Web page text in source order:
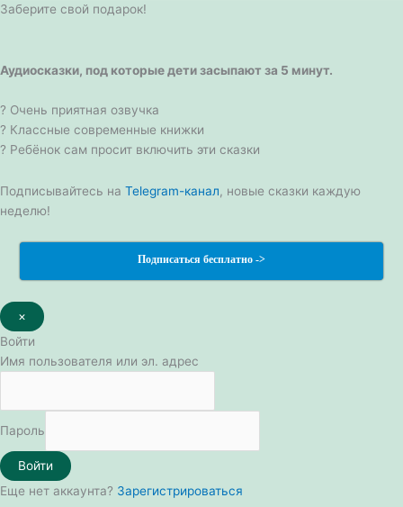
Заберите свой подарок!
Аудиосказки, под которые дети засыпают за 5 минут.
? Очень приятная озвучка
? Классные современные книжки
? Ребёнок сам просит включить эти сказки
Подписывайтесь на Telegram-канал, новые сказки каждую
неделю!
Подписаться бесплатно ->
×
Войти
Имя пользователя или эл. адрес
Пароль
Войти
Еще нет аккаунта? Зарегистрироваться